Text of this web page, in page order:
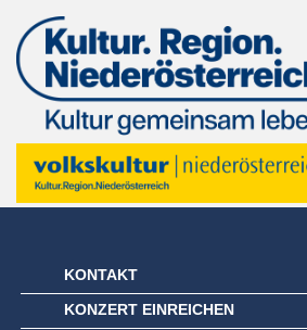
KONTAKT
KONZERT EINREICHEN